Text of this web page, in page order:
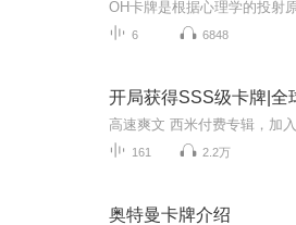
6 6848
161 2.2万
奥特曼卡牌介绍